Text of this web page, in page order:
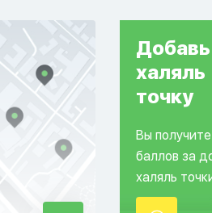
Добавь
халяль
точку
Вы
баллов за
халяль